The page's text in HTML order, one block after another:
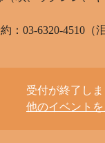
受付が終了しま
他のイベントを